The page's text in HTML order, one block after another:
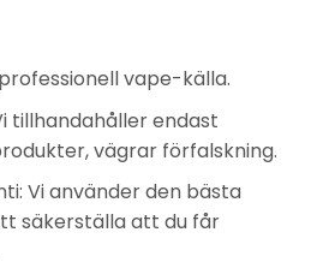
vape-källa.
tillhandahåller endast
vägrar förfalskning.
Vi använder den bästa
säkerställa att du får